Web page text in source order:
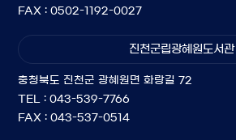
FAX : 0502-1192-0027
진천군립광혜원도서관
충청북도 진천군 광혜원면 화랑길 72
TEL : 043-539-7766
FAX : 043-537-0514